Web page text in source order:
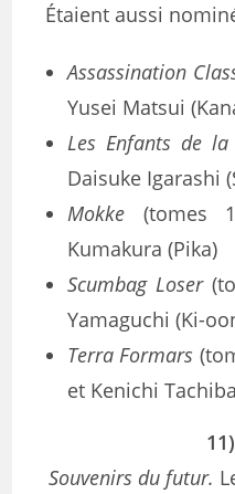
Étaient aussi
Assassination
Yusei Matsui
Les Enfants de
Daisuke Igarashi
Mokke (tomes
Kumakura (Pika)
Scumbag Loser
Yamaguchi (Ki-
Terra Formars
et Kenichi
Souvenirs du futur.